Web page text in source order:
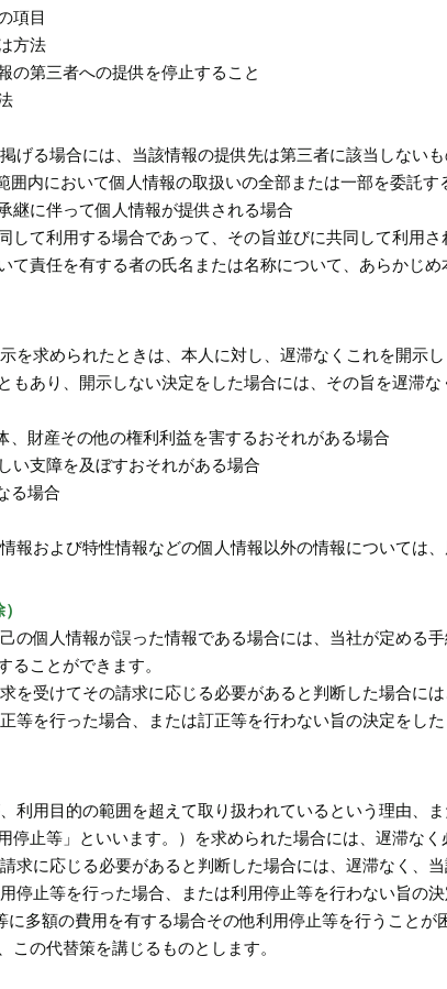
項目
方法
第三者への提供を停止すること
げる場合には、当該情報の提供先は第三者に該当しないも
内において個人情報の取扱いの全部または一部を委託す
に伴って個人情報が提供される場合
て利用する場合であって、その旨並びに共同して利用
て責任を有する者の氏名または名称について、あらかじ
を求められたときは、本人に対し、遅滞なくこれを開示
もあり、開示しない決定をした場合には、その旨を遅滞
財産その他の権利利益を害するおそれがある場合
支障を及ぼすおそれがある場合
る場合
報および特性情報などの個人情報以外の情報については、
の個人情報が誤った情報である場合には、当社が定める
ることができます。
を受けてその請求に応じる必要があると判断した場合に
等を行った場合、または訂正等を行わない旨の決定をし
利用目的の範囲を超えて取り扱われているという理由、
停止等」といいます。）を求められた場合には、遅滞なく
求に応じる必要があると判断した場合には、遅滞なく、
停止等を行った場合、または利用停止等を行わない旨の
に多額の費用を有する場合その他利用停止等を行うこと
の代替策を講じるものとします。